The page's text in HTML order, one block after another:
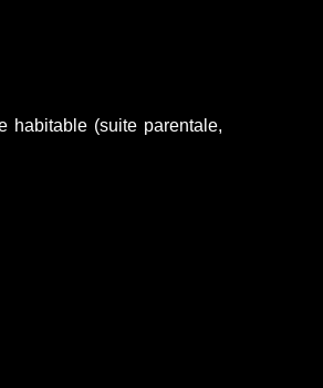
habitable (suite parentale,